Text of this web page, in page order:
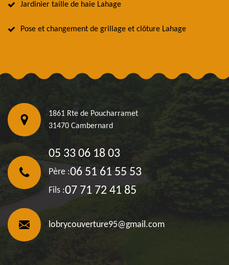
Jardinier taille de haie Lahage
Pose et changement de grillage et clôture Lahage
1861 Rte de Poucharramet
31470 Cambernard
05 33 06 18 03
Père :06 51 61 55 53
Fils :07 71 72 41 85
lobrycouverture95@gmail.com